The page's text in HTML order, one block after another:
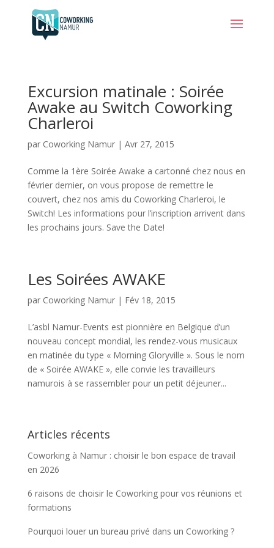
Excursion matinale : Soirée
Awake au Switch Coworking
Charleroi
par Coworking Namur| Avr 27, 2015
Comme la 1ère Soirée Awake a cartonné chez nous en
février dernier, on vous propose de remettre le
couvert, chez nos amis du Coworking Charleroi, le
Switch! Les informations pour l’inscription arrivent dans
les prochains jours. Save the Date!
Les Soirées AWAKE
par Coworking Namur| Fév 18, 2015
L’asbl Namur-Events est pionnière en Belgique d’un
nouveau concept mondial, les rendez-vous musicaux
en matinée du type « Morning Gloryville ». Sous le nom
de « Soirée AWAKE », elle convie les travailleurs
namurois à se rassembler pour un petit déjeuner...
Articles récents
Coworking à Namur : choisir le bon espace de travail
en 2026
6 raisons de choisir le Coworking pour vos réunions et
formations
Pourquoi louer un bureau privé dans un Coworking ?